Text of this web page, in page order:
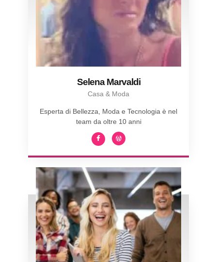
Selena Marvaldi
Casa & Moda
Esperta di Bellezza, Moda e Tecnologia è nel
team da oltre 10 anni